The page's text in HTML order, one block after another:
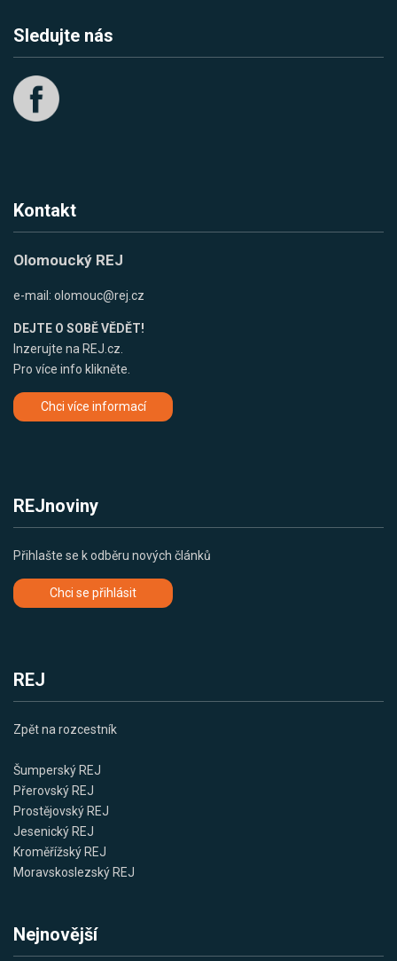
Sledujte nás
Kontakt
Olomoucký REJ
e-mail: olomouc@rej.cz
DEJTE O SOBĚ VĚDĚT!
Inzerujte na REJ.cz.
Pro více info klikněte.
Chci více informací
REJnoviny
Přihlašte se k odběru nových článků
Chci se přihlásit
REJ
Zpět na rozcestník
Šumperský REJ
Přerovský REJ
Prostějovský REJ
Jesenický REJ
Kroměřížský REJ
Moravskoslezský REJ
Nejnovější